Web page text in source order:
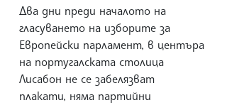
Два дни преди началото на
гласуването на изборите за
Европейски парламент, в центъра
на португалската столица
Лисабон не се забелязват
плакати, няма партийни